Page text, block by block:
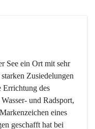
See ein Ort mit sehr
Zusiedelungen
Errichtung des
und Radsport,
eines
geschafft hat bei